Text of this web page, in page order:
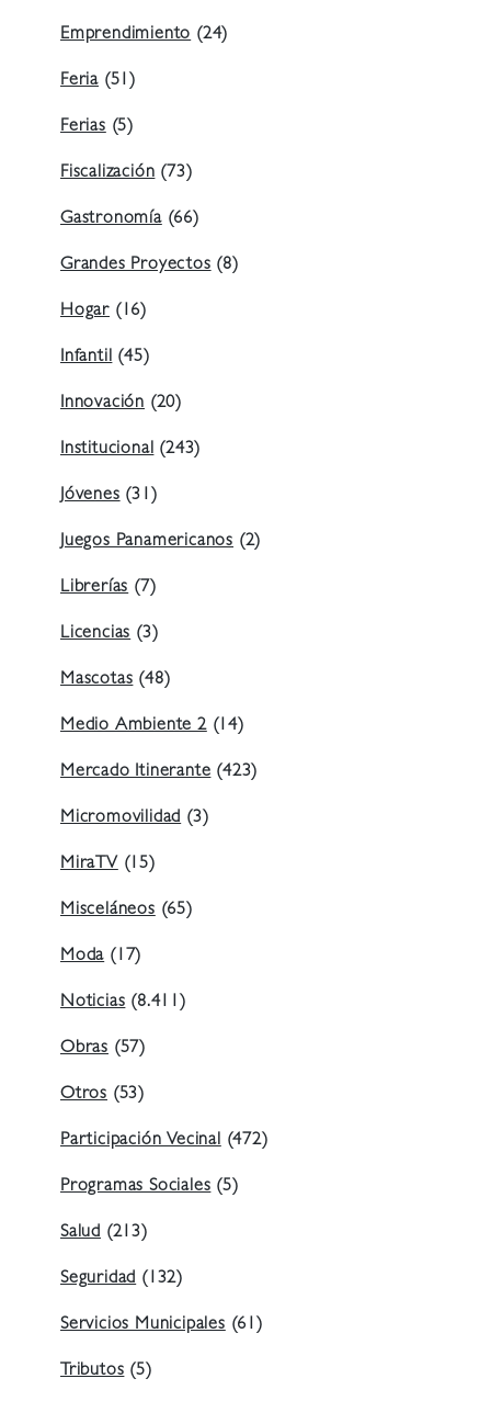
Emprendimiento(24)
Feria (51)
Ferias(5)
Fiscalización(73)
Gastronomía(66)
Grandes Proyectos(8)
Hogar (16)
Infantil(45)
Innovación (20)
Institucional(243)
Jóvenes(31)
Juegos Panamericanos (2)
Librerías(7)
Licencias(3)
Mascotas(48)
Medio Ambiente 2(14)
Mercado Itinerante(423)
Micromovilidad(3)
MiraTV(15)
Misceláneos(65)
Moda(17)
Noticias(8.411)
Obras (57)
Otros (53)
Participación Vecinal(472)
Programas Sociales(5)
Salud (213)
Seguridad(132)
Servicios Municipales(61)
Tributos(5)